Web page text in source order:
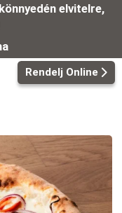
elvitelre,
Rendelj Online